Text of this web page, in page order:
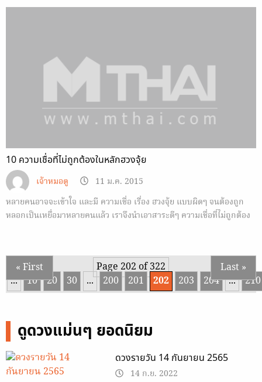
10 ความเชื่อที่ไม่ถูกต้องในหลักฮวงจุ้ย
เจ้าหมอดู
11 ม.ค. 2015
หลายคนอาจจะเข้าใจ และมี ความเชื่อ เรื่อง ฮวงจุ้ย แบบผิดๆ จนต้องถูก
หลอกเป็นเหยื่อมาหลายคนแล้ว เราจึงนำเอาสาระดีๆ ความเชื่อที่ไม่ถูกต้อง
Page 202 of 322
« First
...
10 20 30 ... 200 201 202 203 204 ... 210
Last »
ดูดวงแม่นๆ ยอดนิยม
ดวงรายวัน 14 กันยายน 2565
14 ก.ย. 2022